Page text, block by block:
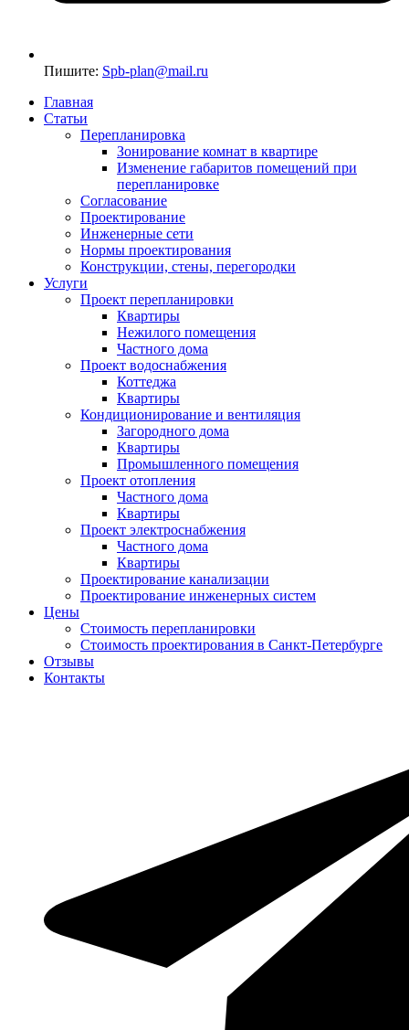
Пишите: Spb-plan@mail.ru
Главная
Статьи
Перепланировка
Зонирование комнат в квартире
Изменение габаритов помещений при
перепланировке
Согласование
Проектирование
Инженерные сети
Нормы проектирования
Конструкции, стены, перегородки
Услуги
Проект перепланировки
Квартиры
Нежилого помещения
Частного дома
Проект водоснабжения
Коттеджа
Квартиры
Кондиционирование и вентиляция
Загородного дома
Квартиры
Промышленного помещения
Проект отопления
Частного дома
Квартиры
Проект электроснабжения
Частного дома
Квартиры
Проектирование канализации
Проектирование инженерных систем
Цены
Стоимость перепланировки
Стоимость проектирования в Санкт-Петербурге
Отзывы
Контакты